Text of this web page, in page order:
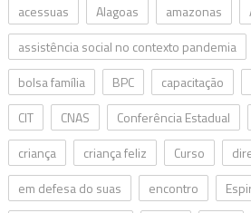
acessuas Alagoas amazonas
assistência social no contexto pandemia
bolsa família
BPC capacitação
CIT
CNAS Conferência Estadual
criança
criança feliz Curso
em defesa do suas
encontro